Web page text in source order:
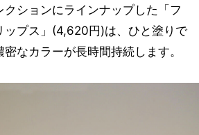
クションにラインナップした「フ
ップス」(4,620円)は、ひと塗りで
なカラーが長時間持続します。